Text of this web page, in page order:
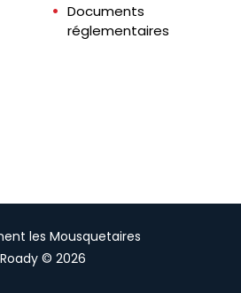
Documents
réglementaires
les Mousquetaires
Roady © 2026